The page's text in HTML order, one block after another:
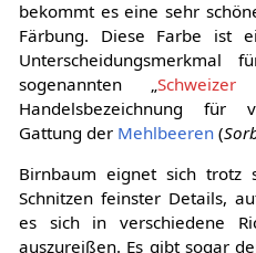
bekommt es eine sehr
Färbung. Diese Farbe ist
sogenannten „
Handelsbezeichnung für
Gattung der Mehlbeeren(
Birnbaum eignet sich trotz
Schnitzen feinster Details,
es sich in verschiedene
auszureißen. Es gibt sogar